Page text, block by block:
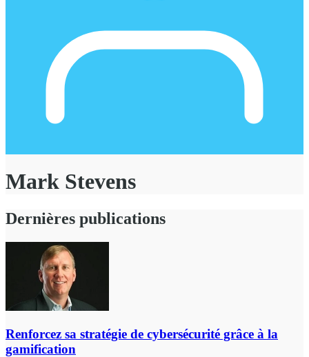
Mark Stevens
Dernières publications
Renforcez sa stratégie de cybersécurité grâce à la
gamification